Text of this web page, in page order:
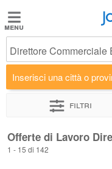
Jobbydoo
Offerte
di
lavoro
Direttore Commerciale
Inserisci una città o
Filtri
Offerte di Lavoro
1 - 15 di 142